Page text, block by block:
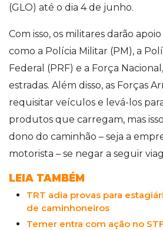
(GLO) até o dia 4 de junho.
Com isso, os militares darão
como a Polícia Militar (PM), a
Federal (PRF) e a Força
estradas. Além disso, as Forças
requisitar veículos e levá-los
produtos que carregam, mas
dono do caminhão – seja a
motorista – se negar a seguir
LEIA TAMBÉM
TRT adia provas para
de caminhoneiros
Temer entra com ação no